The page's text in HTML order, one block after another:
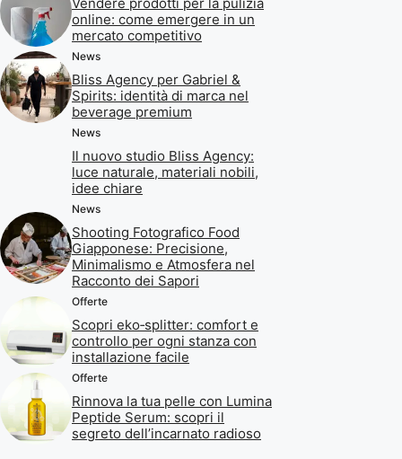
online: come emergere in un
mercato competitivo
News
Bliss Agency per Gabriel &
Spirits: identità di marca nel
beverage premium
News
Il nuovo studio Bliss Agency:
luce naturale, materiali nobili,
idee chiare
News
Shooting Fotografico Food
Giapponese: Precisione,
Minimalismo e Atmosfera nel
Racconto dei Sapori
Offerte
Scopri eko‑splitter: comfort e
controllo per ogni stanza con
installazione facile
Offerte
Rinnova la tua pelle con Lumina
Peptide Serum: scopri il
segreto dell’incarnato radioso